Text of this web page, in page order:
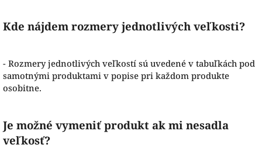
Kde nájdem rozmery jednotlivých veľkosti?
- Rozmery jednotlivých veľkostí sú uvedené v tabuľkách pod
samotnými produktami v popise pri každom produkte
osobitne.
Je možné vymeniť produkt ak mi nesadla
veľkosť?